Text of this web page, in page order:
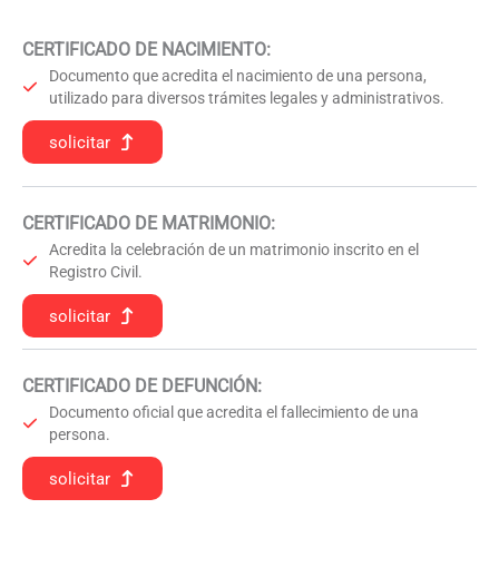
CERTIFICADO DE NACIMIENTO:
Documento que acredita el nacimiento de una persona,
utilizado para diversos trámites legales y administrativos.
solicitar
CERTIFICADO DE MATRIMONIO:
Acredita la celebración de un matrimonio inscrito en el
Registro Civil.
solicitar
CERTIFICADO DE DEFUNCIÓN:
Documento oficial que acredita el fallecimiento de una
persona.
solicitar